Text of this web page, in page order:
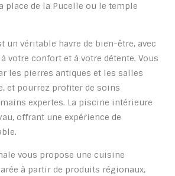
place de la Pucelle ou le temple
un véritable havre de bien-être, avec
votre confort et à votre détente. Vous
les pierres antiques et les salles
et pourrez profiter de soins
expertes. La piscine intérieure
offrant une expérience de
vous propose une cuisine
à partir de produits régionaux,